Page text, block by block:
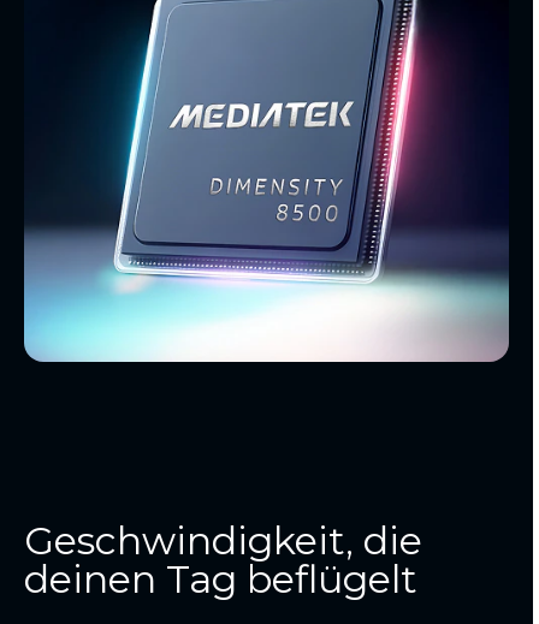
Geschwindigkeit, die
deinen Tag beflügelt